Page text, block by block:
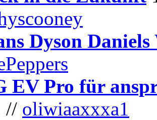
Dyson
EV Pro für
// oliwiaaxxxa1